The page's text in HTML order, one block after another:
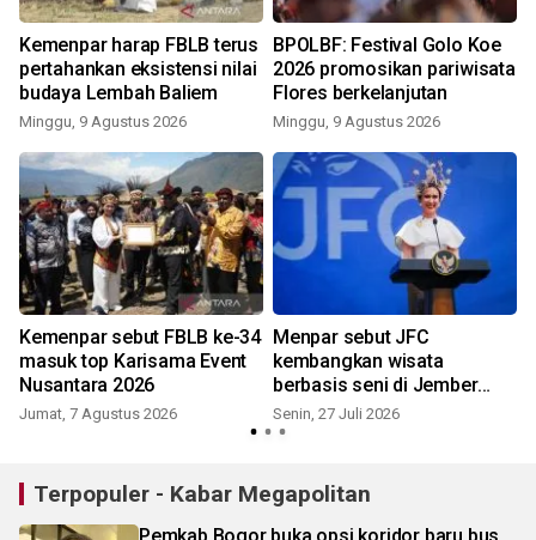
Kemenpar harap FBLB terus
pertahankan eksistensi nilai
budaya Lembah Baliem
Minggu, 9 Agustus 2026
BPOLBF: Festival Golo Koe
2026 promosikan pariwisata
Flores berkelanjutan
Minggu, 9 Agustus 2026
Kemenpar sebut FBLB ke-34
masuk top Karisama Event
Nusantara 2026
Jumat, 7 Agustus 2026
Menpar sebut JFC
kembangkan wisata
berbasis seni di Jember
dengan kualitas dunia
Senin, 27 Juli 2026
Terpopuler - Kabar Megapolitan